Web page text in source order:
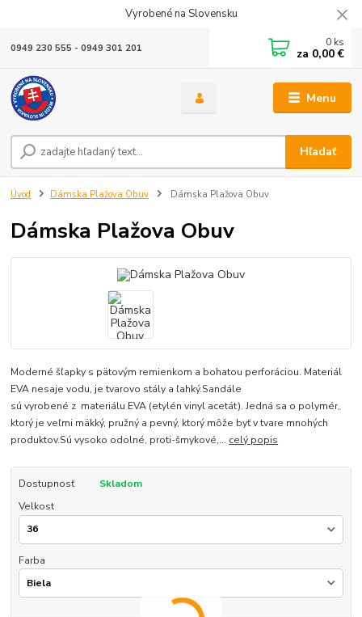
Vyrobené na Slovensku
Menu
Hľadať
0949 230 555 - 0949 301 201 0 ks
za 0,00 €
Úvod Dámska Plažova Obuv Dámska Plažova Obuv
Dámska Plažova Obuv
Moderné šľapky s pätovým remienkom a bohatou perforáciou. Materiál
EVA nesaje vodu, je tvarovo stály a ľahký.Sandále
sú vyrobené z materiálu EVA (etylén vinyl acetát). Jedná sa o polymér,
ktorý je veľmi mäkký, pružný a pevný, ktorý môže byť v tvare mnohých
produktov.Sú vysoko odolné, proti-šmykové,... celý popis
Dostupnosť
Skladom
Velkost
Farba